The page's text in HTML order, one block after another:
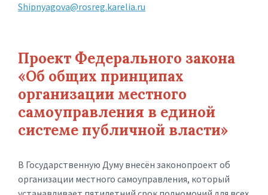
Shipnyagova@rosreg.karelia.ru
Проект Федерального закона
«Об общих принципах
организации местного
самоуправления в единой
системе публичной власти»
В Государственную Думу внесён законопроект об
организации местного самоуправления, который